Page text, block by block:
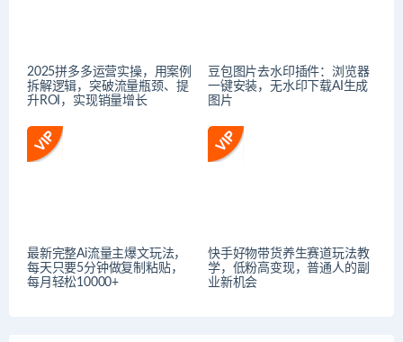
2025拼多多运营实操，用案例
拆解逻辑，突破流量瓶颈、提
升ROI，实现销量增长
豆包图片去水印插件：浏览器
一键安装，无水印下载AI生成
图片
最新完整Ai流量主爆文玩法，
每天只要5分钟做复制粘贴，
每月轻松10000+
快手好物带货养生赛道玩法教
学，低粉高变现，普通人的副
业新机会